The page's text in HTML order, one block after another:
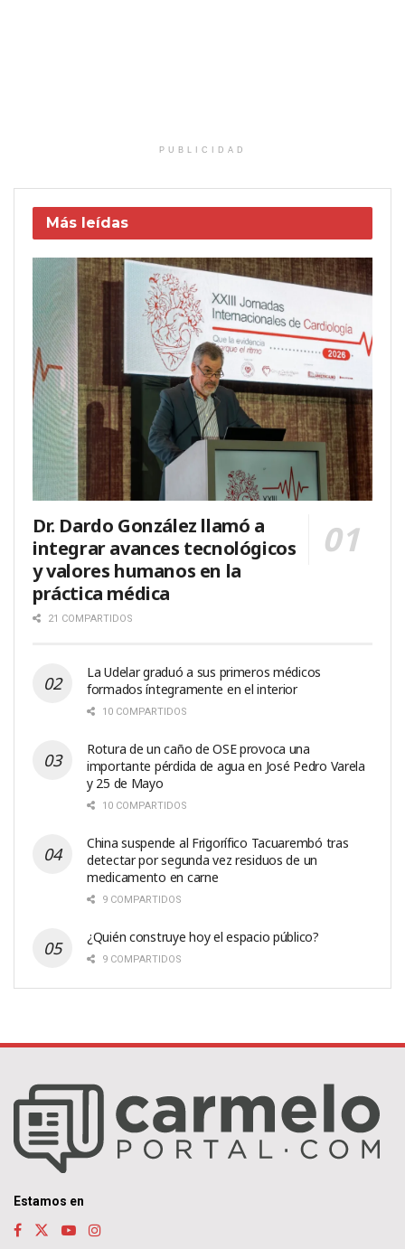
PUBLICIDAD
Más leídas
Dr. Dardo González llamó a
integrar avances tecnológicos
y valores humanos en la
práctica médica
21 COMPARTIDOS
La Udelar graduó a sus primeros médicos
formados íntegramente en el interior
10 COMPARTIDOS
Rotura de un caño de OSE provoca una
importante pérdida de agua en José Pedro Varela
y 25 de Mayo
10 COMPARTIDOS
China suspende al Frigorífico Tacuarembó tras
detectar por segunda vez residuos de un
medicamento en carne
9 COMPARTIDOS
¿Quién construye hoy el espacio público?
9 COMPARTIDOS
Estamos en